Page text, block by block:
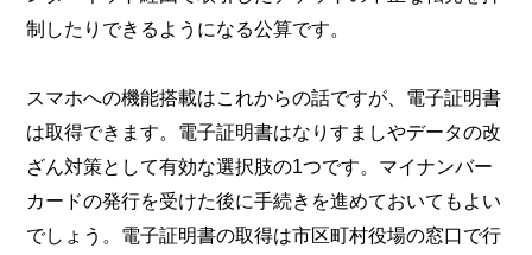
制したりできるようになる公算です。
スマホへの機能搭載はこれからの話ですが、電子証明書
は取得できます。電子証明書はなりすましやデータの改
ざん対策として有効な選択肢の1つです。マイナンバー
カードの発行を受けた後に手続きを進めておいてもよい
でしょう。電子証明書の取得は市区町村役場の窓口で行